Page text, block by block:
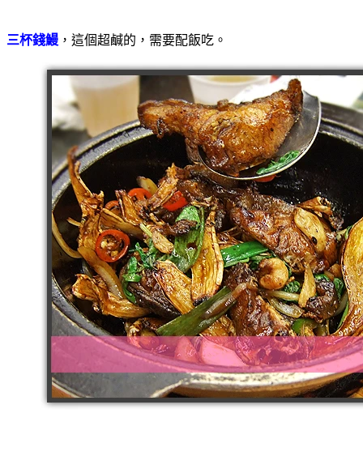
三杯錢鰻 ，這個超鹹的，需要配飯吃。